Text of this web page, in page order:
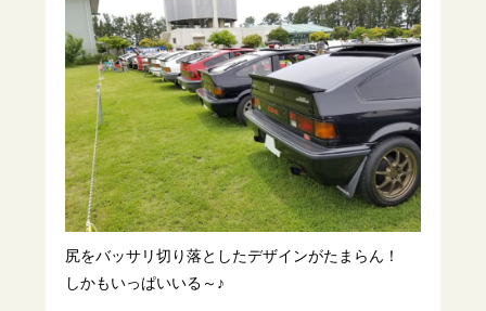
尻をバッサリ切り落としたデザインがたまらん！
しかもいっぱいいる～♪